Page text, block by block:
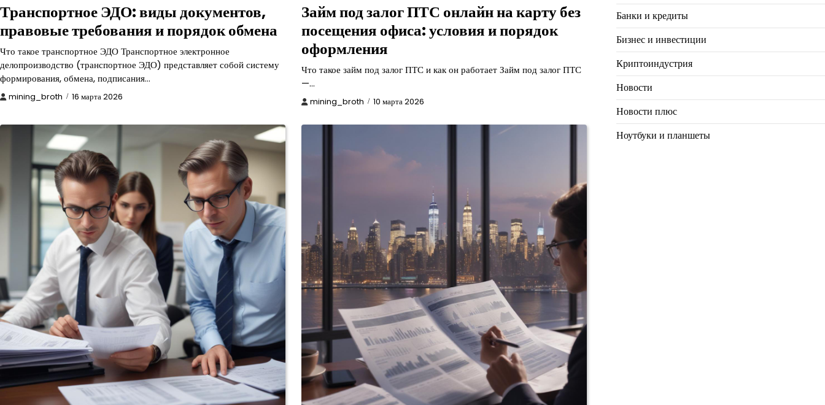
Транспортное ЭДО: виды документов,
правовые требования и порядок обмена
Что такое транспортное ЭДО Транспортное электронное
делопроизводство (транспортное ЭДО) представляет собой систему
формирования, обмена, подписания…
mining_broth 16 марта 2026
Займ под залог ПТС онлайн на карту без
посещения офиса: условия и порядок
оформления
Что такое займ под залог ПТС и как он работает Займ под залог ПТС
—…
mining_broth 10 марта 2026
Банки и кредиты
Бизнес и инвестиции
Криптоиндустрия
Новости
Новости плюс
Ноутбуки и планшеты